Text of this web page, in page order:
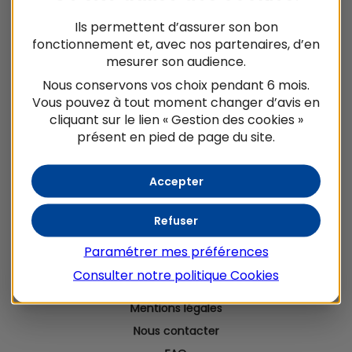
Ouvrir le PDF en plein écran
La Fondation de France
Crédit Mutuel Alliance Fédérale
Mentions légales
Nous contacter
Ils permettent d’assurer son bon
fonctionnement et, avec nos partenaires, d’en
mesurer son audience.
Nous conservons vos choix pendant 6 mois.
Vous pouvez à tout moment changer d’avis en
cliquant sur le lien « Gestion des cookies »
présent en pied de page du site.
Accepter
Refuser
Paramétrer mes préférences
Consulter notre politiqueCookies